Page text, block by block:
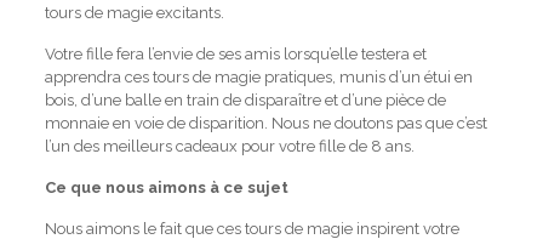
tours de magie excitants.
Votre fille fera l’envie de ses amis lorsqu’elle testera et
apprendra ces tours de magie pratiques, munis d’un étui en
bois, d’une balle en train de disparaître et d’une pièce de
monnaie en voie de disparition. Nous ne doutons pas que c’est
l’un des meilleurs cadeaux pour votre fille de 8 ans.
Ce que nous aimons à ce sujet
Nous aimons le fait que ces tours de magie inspirent votre